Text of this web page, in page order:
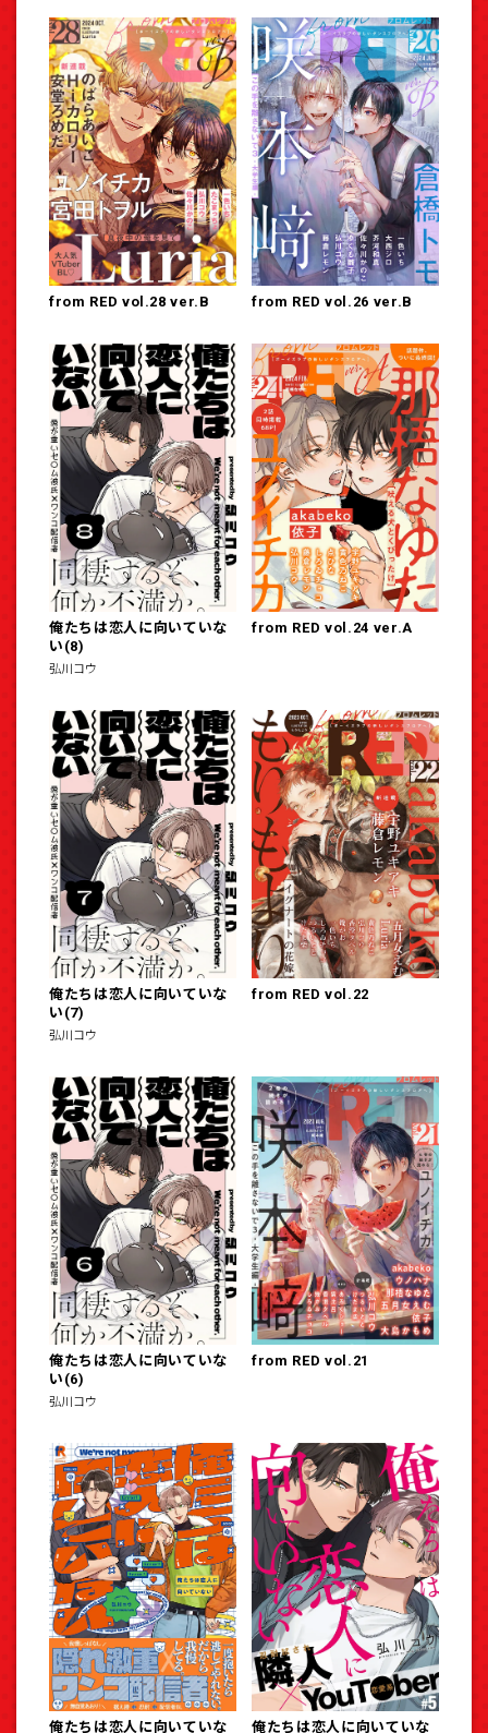
from RED vol.28 ver.B from RED vol.26 ver.B
俺たちは恋人に向いていな
い(8)
弘川コウ
from RED vol.24 ver.A
俺たちは恋人に向いていな
い(7)
弘川コウ
from RED vol.22
俺たちは恋人に向いていな
い(6)
弘川コウ
from RED vol.21
俺たちは恋人に向いていな 俺たちは恋人に向いていな